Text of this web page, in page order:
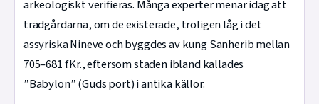
arkeologiskt verifieras. Många experter menar idag att
trädgårdarna, om de existerade, troligen låg i det
assyriska Nineve och byggdes av kung Sanherib mellan
705–681 f.Kr., eftersom staden ibland kallades
”Babylon” (Guds port) i antika källor.